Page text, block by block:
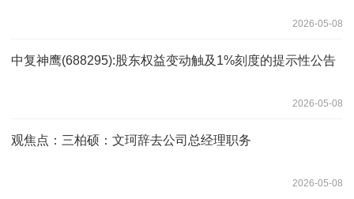
2026-05-08
中复神鹰(688295):股东权益变动触及1%刻度的提示性公告
2026-05-08
观焦点：三柏硕：文珂辞去公司总经理职务
2026-05-08